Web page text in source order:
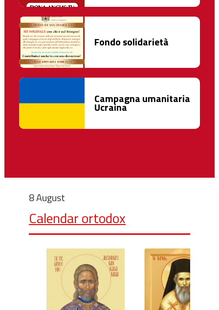
Fondo solidarietà
Campagna umanitaria
Ucraina
8 August
Calendar ortodox